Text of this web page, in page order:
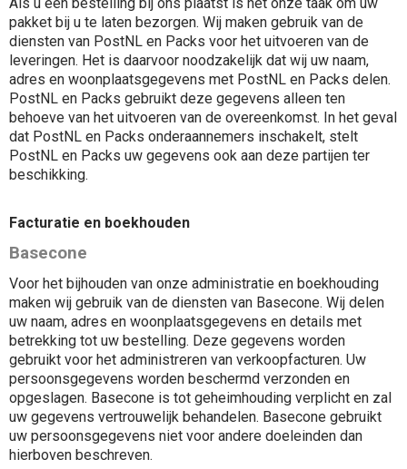
pakket bij u te laten bezorgen. Wij maken gebruik van de
diensten van PostNL en Packs voor het uitvoeren van de
leveringen. Het is daarvoor noodzakelijk dat wij uw naam,
adres en woonplaatsgegevens met PostNL en Packs delen.
PostNL en Packs gebruikt deze gegevens alleen ten
behoeve van het uitvoeren van de overeenkomst. In het geval
dat PostNL en Packs onderaannemers inschakelt, stelt
PostNL en Packs uw gegevens ook aan deze partijen ter
beschikking.
Facturatie en boekhouden
Basecone
Voor het bijhouden van onze administratie en boekhouding
maken wij gebruik van de diensten van Basecone. Wij delen
uw naam, adres en woonplaatsgegevens en details met
betrekking tot uw bestelling. Deze gegevens worden
gebruikt voor het administreren van verkoopfacturen. Uw
persoonsgegevens worden beschermd verzonden en
opgeslagen. Basecone is tot geheimhouding verplicht en zal
uw gegevens vertrouwelijk behandelen. Basecone gebruikt
uw persoonsgegevens niet voor andere doeleinden dan
hierboven beschreven.